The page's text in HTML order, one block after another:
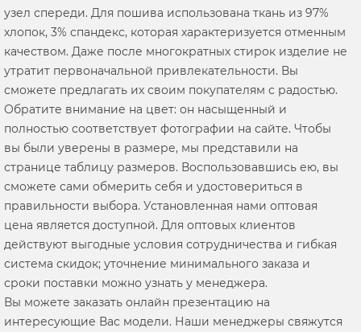
узел спереди. Для пошива использована ткань из 97%
хлопок, 3% спандекс, которая характеризуется отменным
качеством. Даже после многократных стирок изделие не
утратит первоначальной привлекательности. Вы
сможете предлагать их своим покупателям с радостью.
Обратите внимание на цвет: он насыщенный и
полностью соответствует фотографии на сайте. Чтобы
вы были уверены в размере, мы представили на
странице таблицу размеров. Воспользовавшись ею, вы
сможете сами обмерить себя и удостовериться в
правильности выбора. Установленная нами оптовая
цена является доступной. Для оптовых клиентов
действуют выгодные условия сотрудничества и гибкая
система скидок; уточнение минимального заказа и
сроки поставки можно узнать у менеджера.
Вы можете заказать онлайн презентацию на
интересующие Вас модели. Наши менеджеры свяжутся